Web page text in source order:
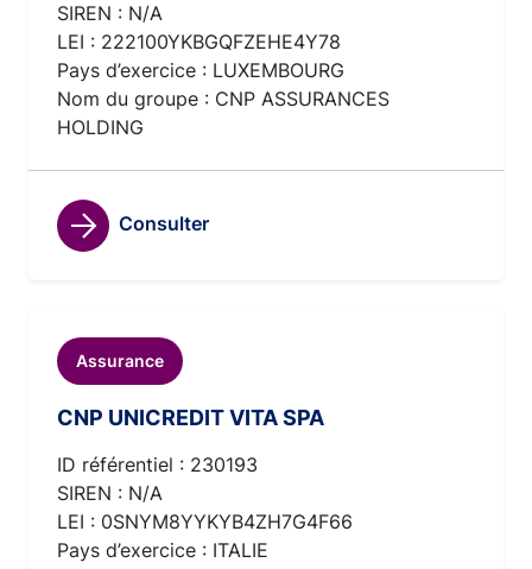
SIREN : N/A
LEI : 222100YKBGQFZEHE4Y78
Pays d’exercice : LUXEMBOURG
Nom du groupe : CNP ASSURANCES
HOLDING
Consulter
Assurance
CNP UNICREDIT VITA SPA
ID référentiel : 230193
SIREN : N/A
LEI : 0SNYM8YYKYB4ZH7G4F66
Pays d’exercice : ITALIE